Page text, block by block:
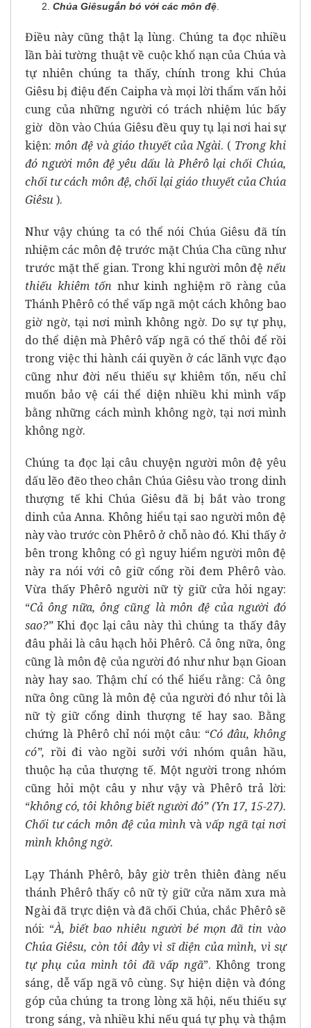
Chúa Giêsugắn bó với các môn đệ.
Điều này cũng thật lạ lùng. Chúng ta đọc nhiều
lần bài tường thuật về cuộc khổ nạn của Chúa và
tự nhiên chúng ta thấy, chính trong khi Chúa
Giêsu bị điệu đến Caipha và mọi lời thẩm vấn hỏi
cung của những người có trách nhiệm lúc bấy
giờ dồn vào Chúa Giêsu đều quy tụ lại nơi hai sự
kiện: môn đệ và giáo thuyết của Ngài. ( Trong khi
đó người môn đệ yêu dấu là Phêrô lại chối Chúa,
chối tư cách môn đệ, chối lại giáo thuyết của Chúa
Giêsu ).
Như vậy chúng ta có thể nói Chúa Giêsu đã tín
nhiệm các môn đệ trước mặt Chúa Cha cũng như
trước mặt thế gian. Trong khi người môn đệ nếu
thiếu khiêm tốn như kinh nghiệm rõ ràng của
Thánh Phêrô có thể vấp ngã một cách không bao
giờ ngờ, tại nơi mình không ngờ. Do sự tự phụ,
do thể diện mà Phêrô vấp ngã có thế thôi để rồi
trong việc thi hành cái quyền ở các lãnh vực đạo
cũng như đời nếu thiếu sự khiêm tốn, nếu chỉ
muốn bảo vệ cái thể diện nhiều khi mình vấp
bằng những cách mình không ngờ, tại nơi mình
không ngờ.
Chúng ta đọc lại câu chuyện người môn đệ yêu
dấu lẽo đẽo theo chân Chúa Giêsu vào trong dinh
thượng tế khi Chúa Giêsu đã bị bắt vào trong
dinh của Anna. Không hiểu tại sao người môn đệ
này vào trước còn Phêrô ở chỗ nào đó. Khi thấy ở
bên trong không có gì nguy hiểm người môn đệ
này ra nói với cô giữ cổng rồi đem Phêrô vào.
Vừa thấy Phêrô người nữ tỳ giữ cửa hỏi ngay:
“Cả ông nữa, ông cũng là môn đệ của người đó
sao?”Khi đọc lại câu này thì chúng ta thấy đây
đâu phải là câu hạch hỏi Phêrô. Cả ông nữa, ông
cũng là môn đệ của người đó như như bạn Gioan
này hay sao. Thậm chí có thể hiểu rằng: Cả ông
nữa ông cũng là môn đệ của người đó như tôi là
nữ tỳ giữ cổng dinh thượng tế hay sao. Bằng
chứng là Phêrô chỉ nói một câu: “Có đâu, không
có”, rồi đi vào ngồi sưởi với nhóm quân hầu,
thuộc hạ của thượng tế. Một người trong nhóm
cũng hỏi một câu y như vậy và Phêrô trả lời:
“không có, tôi không biết người đó” (Yn 17, 15-27).
Chối tư cách môn đệ của mình vàvấp ngã tại nơi
mình không ngờ.
Lạy Thánh Phêrô, bây giờ trên thiên đàng nếu
thánh Phêrô thấy cô nữ tỳ giữ cửa năm xưa mà
Ngài đã trực diện và đã chối Chúa, chắc Phêrô sẽ
nói: “À, biết bao nhiêu người bé mọn đã tin vào
Chúa Giêsu, còn tôi đây vì sĩ diện của mình, vì sự
tự phụ của mình tôi đã vấp ngã”. Không trong
sáng, dễ vấp ngã vô cùng. Sự hiện diện và đóng
góp của chúng ta trong lòng xã hội, nếu thiếu sự
trong sáng, và nhiều khi nếu quá tự phụ và thậm